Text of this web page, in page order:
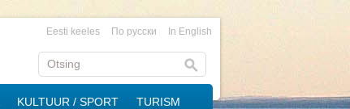
Eesti keeles По русски In English
KULTUUR / SPORT TURISM